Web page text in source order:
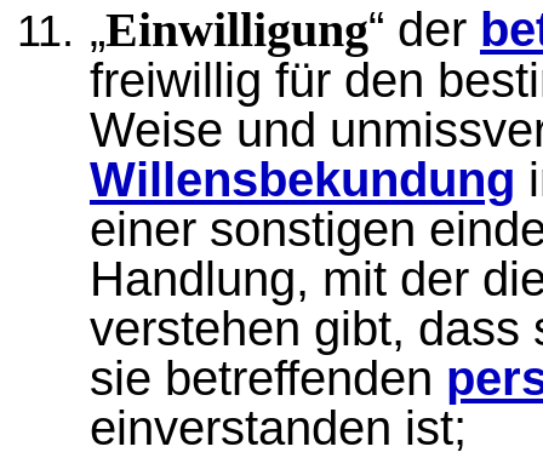
„Einwilligung“ der
freiwillig für den
Weise und
Willensbekundung
einer sonstigen
Handlung, mit der
verstehen gibt,
sie betreffenden
einverstanden ist;